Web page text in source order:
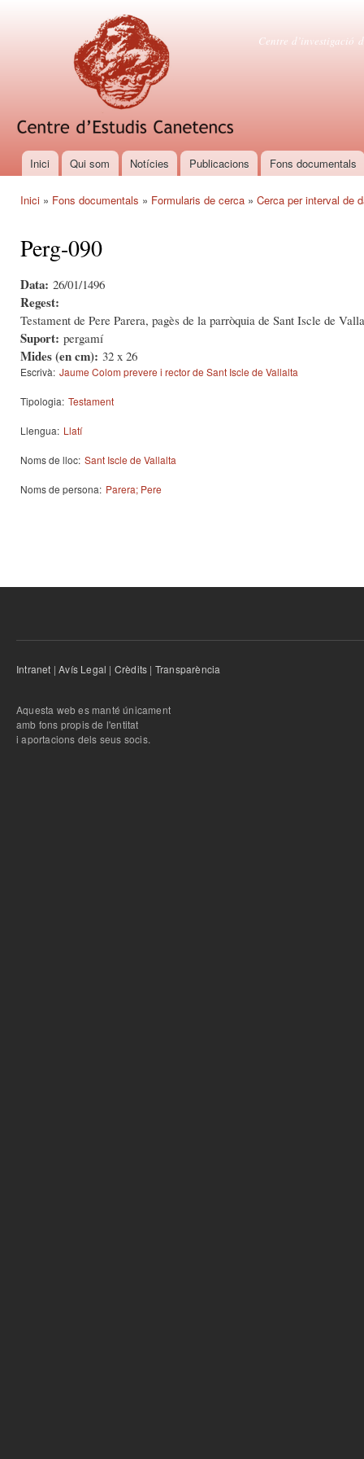
Centre
Centre
Menú principal
Inici Qui som Notícies Publicacions Fons documentals
Inici » Fons documentals » Formularis de cerca » Cerca per interval de
Perg-090
Data: 26/01/1496
Regest:
Testament de Pere Parera, pagès de la parròquia de Sant Iscle de
Suport: pergamí
Mides (en cm): 32 x 26
Escrivà: Jaume Colom prevere i rector de Sant Iscle de Vallalta
Tipologia: Testament
Llengua: Llatí
Noms de lloc: Sant Iscle de Vallalta
Noms de persona: Parera; Pere
Intranet |Avís Legal | Crèdits | Transparència
Aquesta web es manté únicament
amb fons propis de l'entitat
i aportacions dels seus socis.